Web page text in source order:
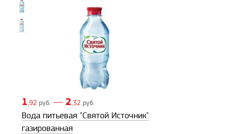
1,92 руб. — 2,32 руб.
Вода питьевая "Святой Источник"
газированная